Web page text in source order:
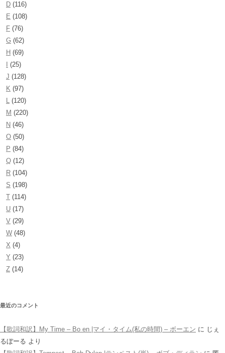
D (116)
E (108)
F (76)
G (62)
H (69)
(25)
J (128)
K (97)
L (120)
M (220)
N (46)
O (50)
P (84)
Q (12)
R (104)
S (198)
T (114)
U (17)
V (29)
W (48)
X (4)
Y (23)
Z (14)
最近のコメント
【歌詞和訳】My Time – Bo en |マイ・タイム(私の時間) – ボーエン に じぇ
るぼーる より